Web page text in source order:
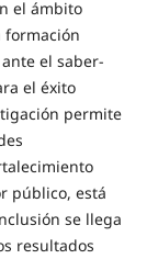
el ámbito
formación
el saber-
el éxito
permite
público, está
se llega
resultados